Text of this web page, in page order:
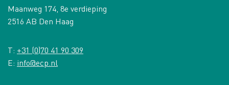
Maanweg 174, 8e verdieping
2516 AB Den Haag
T: +31 (0)70 41 90 309
E: info@ecp.nl